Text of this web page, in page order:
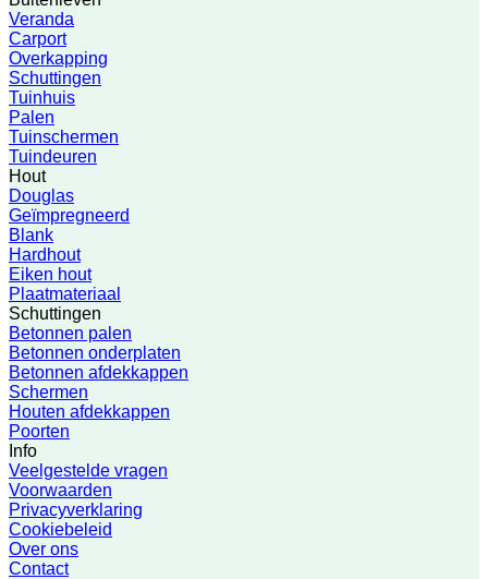
Veranda
Carport
Overkapping
Schuttingen
Tuinhuis
Palen
Tuinschermen
Tuindeuren
Hout
Douglas
Geïmpregneerd
Blank
Hardhout
Eiken hout
Plaatmateriaal
Schuttingen
Betonnen palen
Betonnen onderplaten
Betonnen afdekkappen
Schermen
Houten afdekkappen
Poorten
Info
Veelgestelde vragen
Voorwaarden
Privacyverklaring
Cookiebeleid
Over ons
Contact